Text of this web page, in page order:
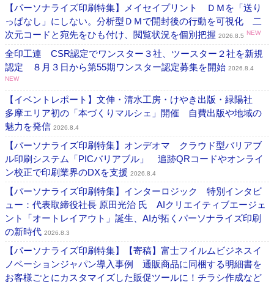
【パーソナライズ印刷特集】メイセイプリント ＤＭを「送り
っぱなし」にしない。分析型ＤＭで開封後の行動を可視化 二
次元コードと宛先をひも付け、閲覧状況を個別把握 2026.8.5 NEW
全印工連 CSR認定でワンスター３社、ツースター２社を新規
認定 ８月３日から第55期ワンスター認定募集を開始 2026.8.4
NEW
【イベントレポート】文伸・清水工房・けやき出版・緑陽社
多摩エリア初の「本づくりマルシェ」開催 自費出版や地域の
魅力を発信 2026.8.4
【パーソナライズ印刷特集】オンデオマ クラウド型バリアブ
ル印刷システム「PICバリアブル」 追跡QRコードやオンライ
ン校正で印刷業界のDXを支援 2026.8.4
【パーソナライズ印刷特集】インターロジック 特別インタビ
ュー：代表取締役社長 原田光治 氏 AIクリエイティブエージェ
ント「オートレイアウト」誕生、AIが拓くパーソナライズ印刷
の新時代 2026.8.3
【パーソナライズ印刷特集】【寄稿】富士フイルムビジネスイ
ノベーションジャパン導入事例 通販商品に同梱する明細書を
お客様ごとにカスタマイズした販促ツールに！チラシ作成など